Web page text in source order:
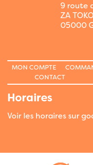
9 route
ZA
05000
MON COMPTE
CONTACT
Horaires
Voir les horaires sur